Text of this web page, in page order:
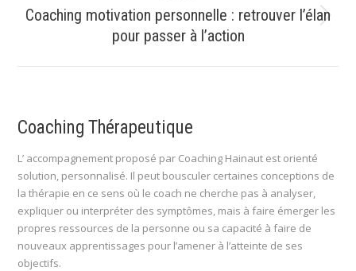
Article
suivant
Coaching motivation personnelle : retrouver l’élan
pour passer à l’action
Coaching Thérapeutique
L’ accompagnement proposé par Coaching Hainaut est orienté
solution, personnalisé. Il peut bousculer certaines conceptions de
la thérapie en ce sens où le coach ne cherche pas à analyser,
expliquer ou interpréter des symptômes, mais à faire émerger les
propres ressources de la personne ou sa capacité à faire de
nouveaux apprentissages pour l’amener à l’atteinte de ses
objectifs.